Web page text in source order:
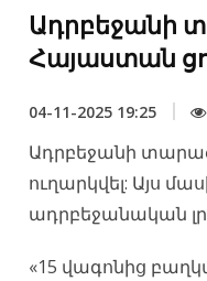
Ադրբեջանի
Հայաստան
04-11-2025 19:25
Ադրբեջանի
ուղարկվել: Այս
ադրբեջանական
«15 վագոնից